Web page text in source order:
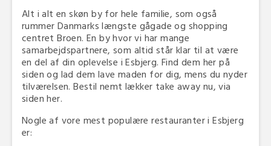
Alt i alt en skøn by for hele familie, som også
rummer Danmarks længste gågade og shopping
centret Broen. En by hvor vi har mange
samarbejdspartnere, som altid står klar til at være
en del af din oplevelse i Esbjerg. Find dem her på
siden og lad dem lave maden for dig, mens du nyder
tilværelsen. Bestil nemt lækker take away nu, via
siden her.
Nogle af vore mest populære restauranter i Esbjerg
er: